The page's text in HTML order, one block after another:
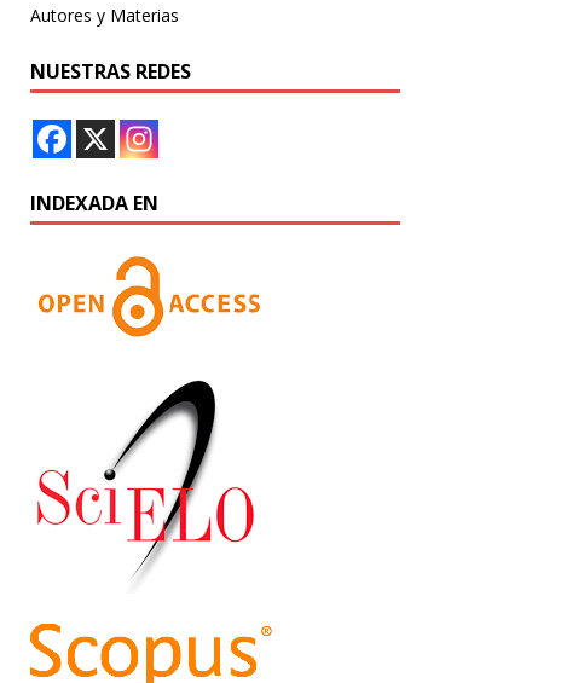
Autores y Materias
NUESTRAS REDES
INDEXADA EN